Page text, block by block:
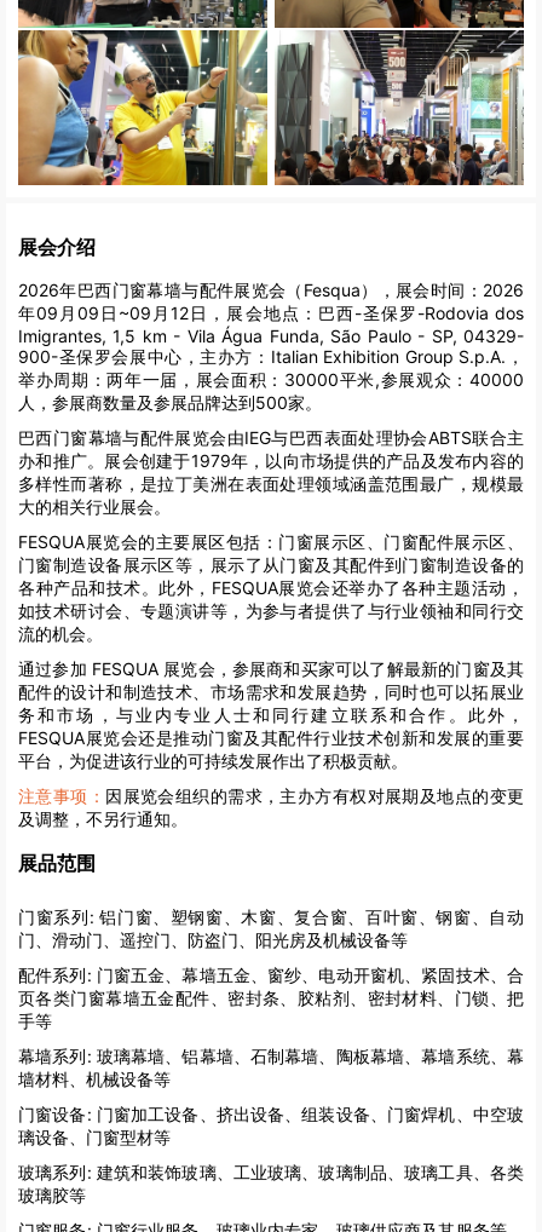
展会介绍
2026年巴西门窗幕墙与配件展览会（Fesqua），展会时间：2026
年09月09日~09月12日，展会地点：巴西-圣保罗-Rodovia dos
Imigrantes, 1,5 km - Vila Água Funda, São Paulo - SP, 04329-
900-圣保罗会展中心，主办方：Italian Exhibition Group S.p.A.，
举办周期：两年一届，展会面积：30000平米,参展观众：40000
人，参展商数量及参展品牌达到500家。
巴西门窗幕墙与配件展览会由IEG与巴西表面处理协会ABTS联合主
办和推广。展会创建于1979年，以向市场提供的产品及发布内容的
多样性而著称，是拉丁美洲在表面处理领域涵盖范围最广，规模最
大的相关行业展会。
FESQUA展览会的主要展区包括：门窗展示区、门窗配件展示区、
门窗制造设备展示区等，展示了从门窗及其配件到门窗制造设备的
各种产品和技术。此外，FESQUA展览会还举办了各种主题活动，
如技术研讨会、专题演讲等，为参与者提供了与行业领袖和同行交
流的机会。
通过参加 FESQUA 展览会，参展商和买家可以了解最新的门窗及其
配件的设计和制造技术、市场需求和发展趋势，同时也可以拓展业
务和市场，与业内专业人士和同行建立联系和合作。此外，
FESQUA展览会还是推动门窗及其配件行业技术创新和发展的重要
平台，为促进该行业的可持续发展作出了积极贡献。
注意事项： 因展览会组织的需求，主办方有权对展期及地点的变更
及调整，不另行通知。
展品范围
门窗系列: 铝门窗、塑钢窗、木窗、复合窗、百叶窗、钢窗、自动
门、滑动门、遥控门、防盗门、阳光房及机械设备等
配件系列: 门窗五金、幕墙五金、窗纱、电动开窗机、紧固技术、合
页各类门窗幕墙五金配件、密封条、胶粘剂、密封材料、门锁、把
手等
幕墙系列: 玻璃幕墙、铝幕墙、石制幕墙、陶板幕墙、幕墙系统、幕
墙材料、机械设备等
门窗设备: 门窗加工设备、挤出设备、组装设备、门窗焊机、中空玻
璃设备、门窗型材等
玻璃系列: 建筑和装饰玻璃、工业玻璃、玻璃制品、玻璃工具、各类
玻璃胶等